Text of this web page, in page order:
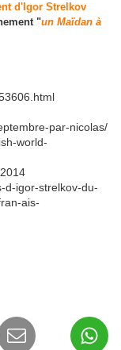
d'Igor Strelkov
"un Maïdan à
par-nicolas/
world-
d-igor-strelkov-du-
ais-